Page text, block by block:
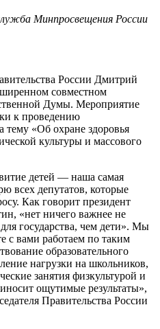
Минпросвещения России
России Дмитрий
совместном
Думы. Мероприятие
к проведению
тему «Об охране здоровья
культуры и массового
детей — наша самая
всех депутатов, которые
Как говорит президент
«нет ничего важнее не
государства, чем дети». Мы
с вами работаем по таким
образовательного
нагрузки на школьников,
занятия физкультурой и
ощутимые результаты»,
Правительства России